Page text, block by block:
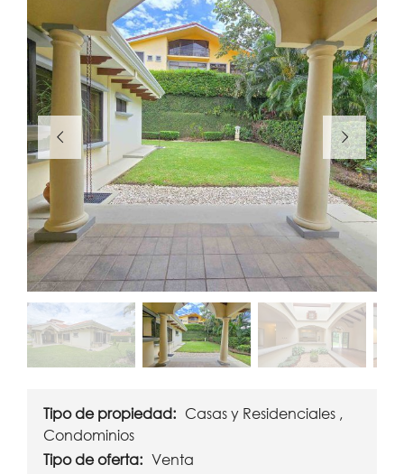
Tipo de propiedad: Casas y Residenciales ,
Condominios
Tipo de oferta: Venta